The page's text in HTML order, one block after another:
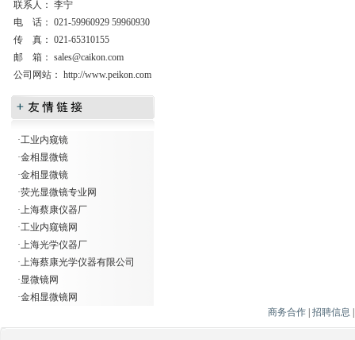
联系人： 李宁
电 话： 021-59960929 59960930
传 真： 021-65310155
邮 箱： sales@caikon.com
公司网站： http://www.peikon.com
·工业内窥镜
·金相显微镜
·金相显微镜
·荧光显微镜专业网
·上海蔡康仪器厂
·工业内窥镜网
·上海光学仪器厂
·上海蔡康光学仪器有限公司
·显微镜网
·金相显微镜网
商务合作 招聘信息